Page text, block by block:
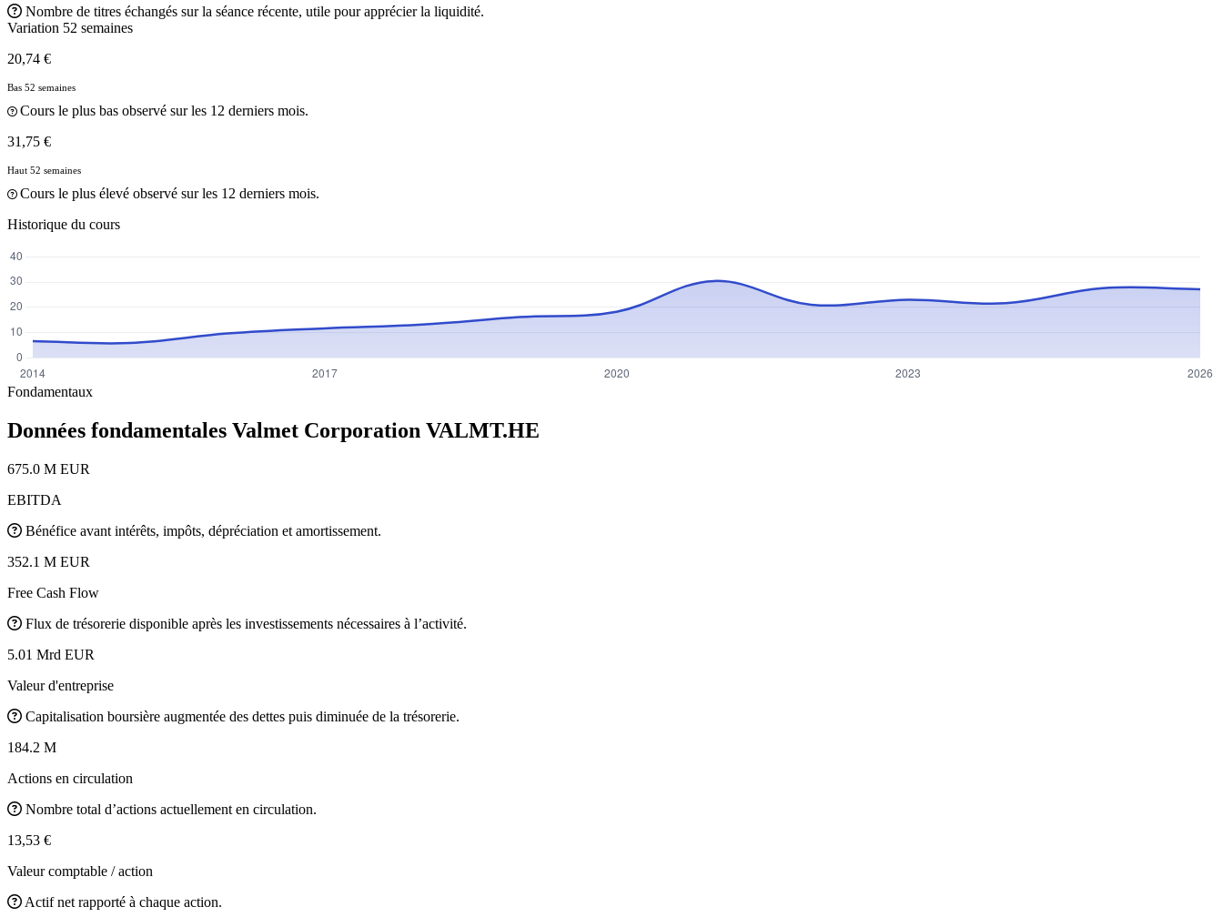
Nombre de titres échangés sur la séance récente, utile pour apprécier la liquidité.
Variation 52 semaines
20,74 €
Bas 52 semaines
Cours le plus bas observé sur les 12 derniers mois.
31,75 €
Haut 52 semaines
Cours le plus élevé observé sur les 12 derniers mois.
Historique du cours
Fondamentaux
Données fondamentales Valmet Corporation VALMT.HE
675.0 M EUR
EBITDA
Bénéfice avant intérêts, impôts, dépréciation et amortissement.
352.1 M EUR
Free Cash Flow
Flux de trésorerie disponible après les investissements nécessaires à l’activité.
5.01 Mrd EUR
Valeur d'entreprise
Capitalisation boursière augmentée des dettes puis diminuée de la trésorerie.
184.2 M
Actions en circulation
Nombre total d’actions actuellement en circulation.
13,53 €
Valeur comptable / action
Actif net rapporté à chaque action.